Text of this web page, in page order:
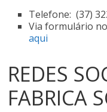
Telefone: (37)
Via formulário
aqui
REDES
FABRICA